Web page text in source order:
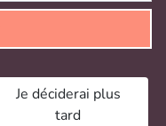
Je déciderai plus
tard